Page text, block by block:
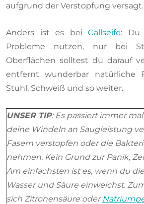
aufgrund der Verstopfung versagt.
Anders ist es bei Gallseife: Du
Probleme nutzen, nur bei
Oberflächen solltest du darauf
entfernt wunderbar natürliche
Stuhl, Schweiß und so weiter.
UNSER TIP: Es passiert immer
deine Windeln an Saugleistung
Fasern verstopfen oder die
nehmen. Kein Grund zur Panik,
Am einfachsten ist es, wenn du
Wasser und Säure einweichst.
sich Zitronensäure oder